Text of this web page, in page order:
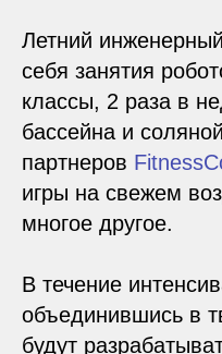
Летний
себя занятия
классы, 2 раза в
бассейна и
партнеров
игры на свежем
многое другое.
В течение
объединившись в
будут